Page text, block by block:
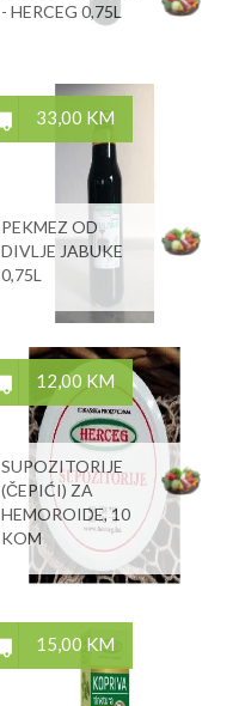
- HERCEG 0,75L
33,00 KM
PEKMEZ OD
DIVLJE JABUKE
0,75L
12,00 KM
SUPOZITORIJE
(ČEPIĆI) ZA
HEMOROIDE, 10
KOM
15,00 KM